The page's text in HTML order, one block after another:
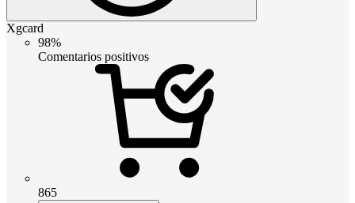
Xgcard
98%
Comentarios positivos
865